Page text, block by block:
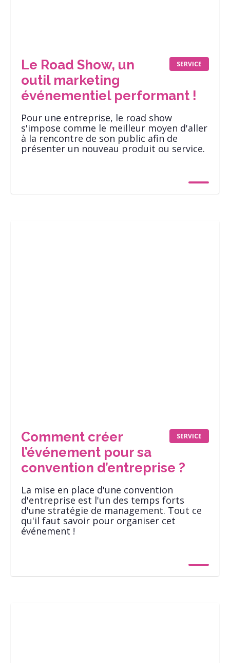
SERVICE
Le Road Show, un
outil marketing
événementiel performant !
Pour une entreprise, le road show
s'impose comme le meilleur moyen d'aller
à la rencontre de son public afin de
présenter un nouveau produit ou service.
SERVICE
Comment créer
l’événement pour sa
convention d’entreprise ?
La mise en place d'une convention
d'entreprise est l'un des temps forts
d'une stratégie de management. Tout ce
qu'il faut savoir pour organiser cet
événement !